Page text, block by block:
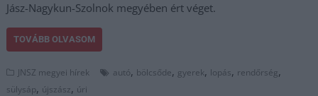
Jász-Nagykun-Szolnok megyében ért véget.
TOVÁBB OLVASOM
JNSZ megyei hírek autó, bölcsőde, gyerek, lopás, rendőrség,
sülysáp, újszász, úri